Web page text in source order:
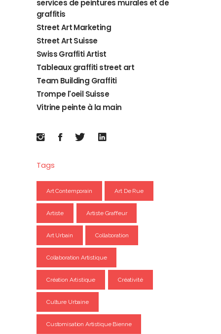
services de peintures murales et de
graffitis
Street Art Marketing
Street Art Suisse
Swiss Graffiti Artist
Tableaux graffiti street art
Team Building Graffiti
Trompe l'oeil Suisse
Vitrine peinte à la main
Tags
Art Contemporain Art De Rue
Artiste Artiste Graffeur
Art Urbain Collaboration
Collaboration Artistique
Création Artistique Créativité
Culture Urbaine
Customisation Artistique Bienne